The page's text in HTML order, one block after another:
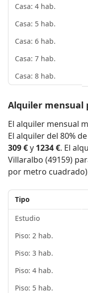
Casa: 4 hab.
Casa: 5 hab.
Casa: 6 hab.
Casa: 7 hab.
Casa: 8 hab.
Alquiler mensual
El alquiler mensual
El alquiler del 80%
309 €y 1234 €. El
Villaralbo (49159)
por metro
Tipo
Estudio
Piso: 2 hab.
Piso: 3 hab.
Piso: 4 hab.
Piso: 5 hab.